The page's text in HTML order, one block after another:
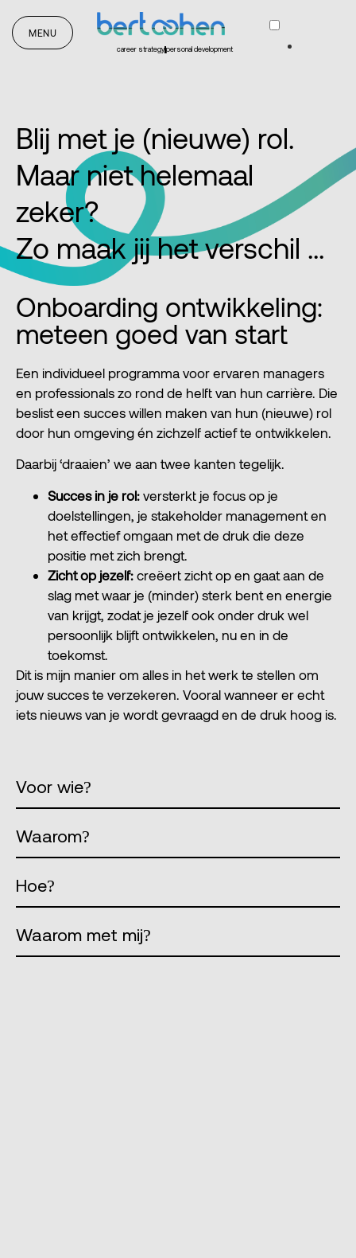
MENU
career strategy personal development
Blij met je (nieuwe) rol.
Maar niet helemaal
zeker?
Zo maak jij het verschil ...
Onboarding ontwikkeling:
meteen goed van start
Een individueel programma voor ervaren managers
en professionals zo rond de helft van hun carrière. Die
beslist een succes willen maken van hun (nieuwe) rol
door hun omgeving én zichzelf actief te ontwikkelen.
Daarbij ‘draaien’ we aan twee kanten tegelijk.
Succes in je rol: versterkt je focus op je
doelstellingen, je stakeholder management en
het effectief omgaan met de druk die deze
positie met zich brengt.
Zicht op jezelf: creëert zicht op en gaat aan de
slag met waar je (minder) sterk bent en energie
van krijgt, zodat je jezelf ook onder druk wel
persoonlijk blijft ontwikkelen, nu en in de
toekomst.
Dit is mijn manier om alles in het werk te stellen om
jouw succes te verzekeren. Vooral wanneer er echt
iets nieuws van je wordt gevraagd en de druk hoog is.
Voor wie?
Waarom?
Hoe?
Waarom met mij?